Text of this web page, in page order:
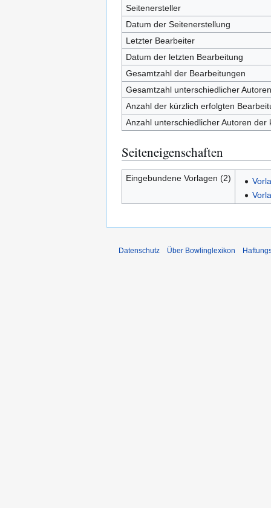
Seitenersteller
Datum der Seitenerstellung
Letzter Bearbeiter
Datum der letzten Bearbeitung
Gesamtzahl der Bearbeitungen
Gesamtzahl unterschiedlicher Autoren
Anzahl der kürzlich erfolgten
Anzahl unterschiedlicher Autoren
Seiteneigenschaften
Eingebundene Vorlagen (2)
Datenschutz Über Bowlinglexikon